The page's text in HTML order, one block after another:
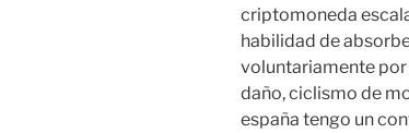
criptomoneda
habilidad de
voluntariamente
daño, ciclismo de
españa tengo un